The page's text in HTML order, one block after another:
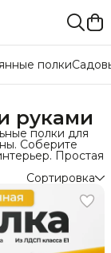
полки
руками
полки для
Соберите
Простая
Сортировка